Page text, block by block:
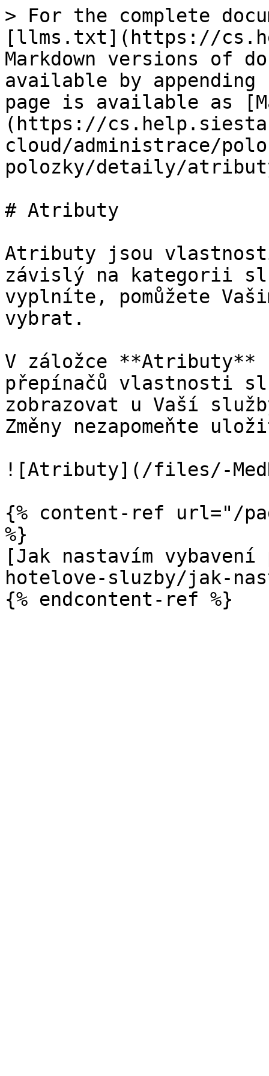
> For the complete
[llms.txt](https://
Markdown versions of
available by
page is available as
(https://
cloud/administrace/
polozky/detaily/
# Atributy
Atributy jsou
závislý na kategorii
vyplníte, pomůžete
vybrat.
V záložce **Atributy**
přepínačů vlastnosti
zobrazovat u Vaší
Změny nezapomeňte
![Atributy](/files/-
{% content-ref url="/
%}
[Jak nastavím
hotelove-sluzby/jak-